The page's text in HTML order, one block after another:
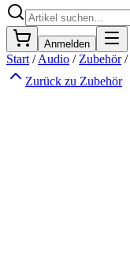
Anmelden
Start /Audio / Zubehör/
Zurück zu Zubehör